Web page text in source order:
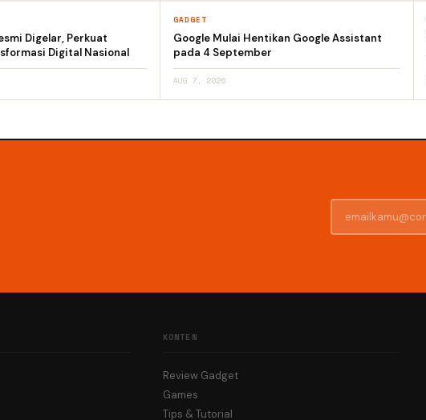
Digelar, Perkuat
Digital Nasional
GADGET
Google Mulai Hentikan Google Assistant
pada 4 September
AUG 7, 2026
KONTEN
Review Gadget
Games
Tips & Tutorial